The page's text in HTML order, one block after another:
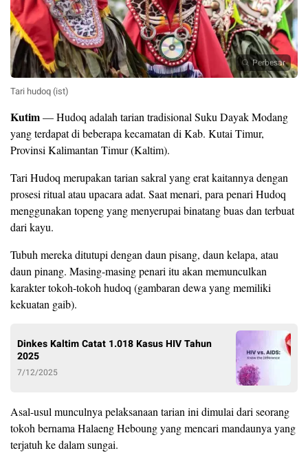
Perbesar
Tari hudoq (ist)
Kutim— Hudoq adalah tarian tradisional Suku Dayak Modang
yang terdapat di beberapa kecamatan di Kab. Kutai Timur,
Provinsi Kalimantan Timur (Kaltim).
Tari Hudoq merupakan tarian sakral yang erat kaitannya dengan
prosesi ritual atau upacara adat. Saat menari, para penari Hudoq
menggunakan topeng yang menyerupai binatang buas dan terbuat
dari kayu.
Tubuh mereka ditutupi dengan daun pisang, daun kelapa, atau
daun pinang. Masing-masing penari itu akan memunculkan
karakter tokoh-tokoh hudoq (gambaran dewa yang memiliki
kekuatan gaib).
Dinkes Kaltim Catat 1.018 Kasus HIV Tahun
2025
7/12/2025
Asal-usul munculnya pelaksanaan tarian ini dimulai dari seorang
tokoh bernama Halaeng Heboung yang mencari mandaunya yang
terjatuh ke dalam sungai.